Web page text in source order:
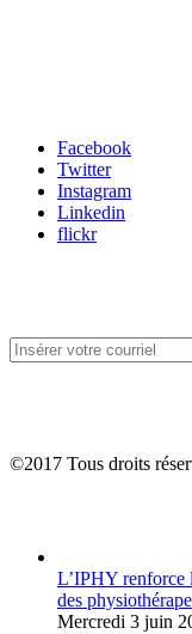
Facebook
Twitter
Instagram
Linkedin
flickr
©2017 Tous droits
L’IPHY renforce
des
Mercredi 3 juin